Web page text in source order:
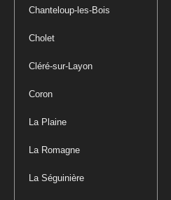
Chanteloup-les-Bois
Cholet
Cléré-sur-Layon
Coron
La Plaine
La Romagne
La Séguinière